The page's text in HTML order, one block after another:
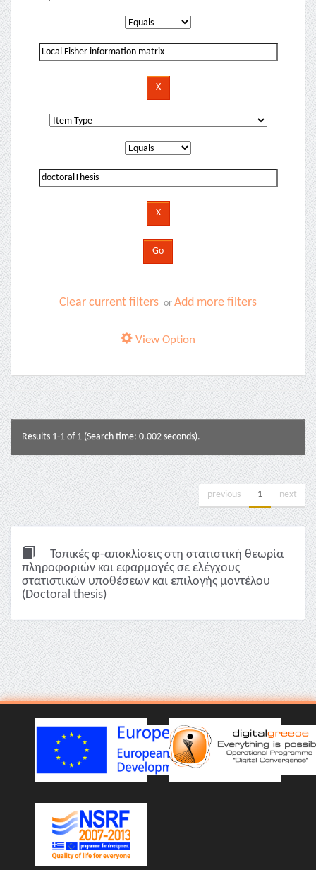
Clear current filters or Add more filters
View Option
Results 1-1 of 1 (Search time: 0.002 seconds).
previous 1 next
Τοπικές φ-αποκλίσεις στη στατιστική θεωρία
πληροφοριών και εφαρμογές σε ελέγχους
στατιστικών υποθέσεων και επιλογής μοντέλου
(Doctoral thesis)